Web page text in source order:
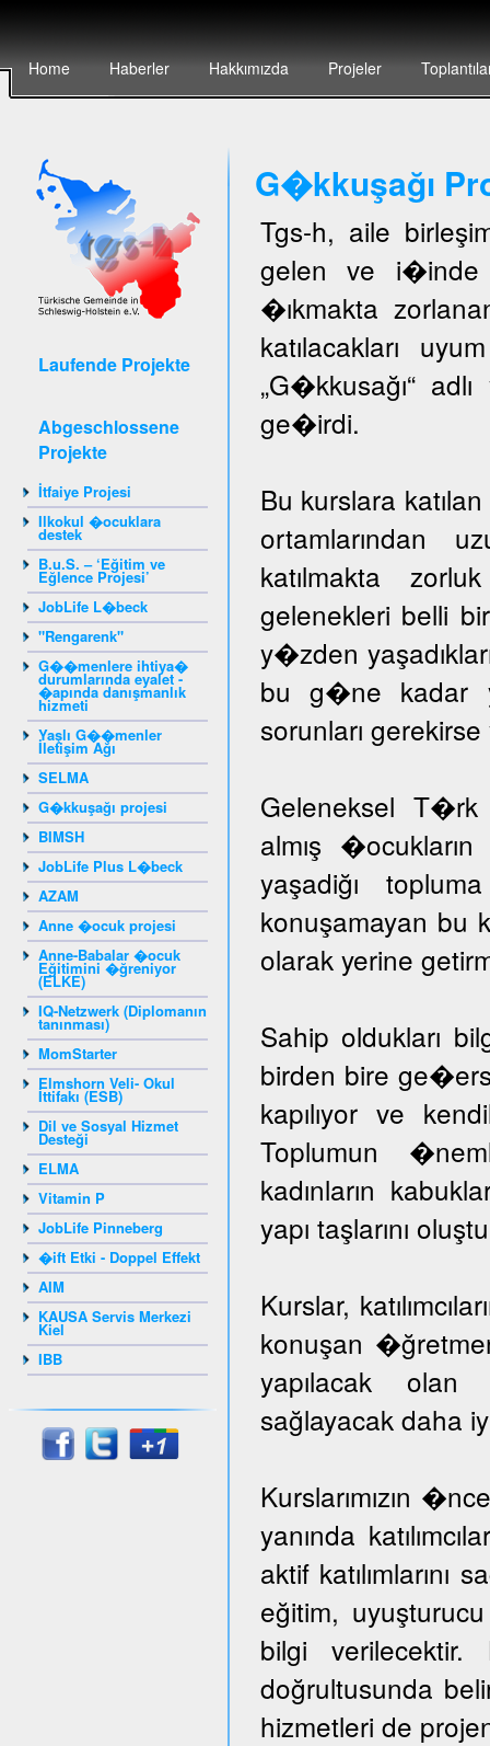
Home Haberler Hakkımızda Projeler
Laufende Projekte
Abgeschlossene
Projekte
İtfaiye Projesi
Ilkokul �ocuklara
destek
B.u.S. – ‘Eğitim ve
Eğlence Projesi’
JobLife L�beck
"Rengarenk"
G��menlere ihtiya�
durumlarında eyalet -
�apında danışmanlık
hizmeti
Yaşlı G��menler
İletişim Ağı
SELMA
G�kkuşağı projesi
BIMSH
JobLife Plus L�beck
AZAM
Anne �ocuk projesi
Anne-Babalar �ocuk
Eğitimini �ğreniyor
(ELKE)
IQ-Netzwerk (Diplomanın
tanınması)
MomStarter
Elmshorn Veli- Okul
İttifakı (ESB)
Dil ve Sosyal Hizmet
Desteği
ELMA
Vitamin P
JobLife Pinneberg
�ift Etki - Doppel Effekt
AIM
KAUSA Servis Merkezi
Kiel
IBB
G�kkuşağı
Tgs-h, aile
gelen ve i�inde
�ıkmakta
katılacakları
„G�kkusağı“
ge�irdi.
Bu kurslara
ortamlarından
katılmakta
gelenekleri belli
y�zden
bu g�ne kadar
sorunları
Geleneksel
almış
yaşadiğı
konuşamayan bu
olarak yerine
Sahip oldukları
birden bire
kapılıyor ve
Toplumun
kadınların
yapı taşlarını
Kurslar,
konuşan
yapılacak olan
sağlayacak daha
Kurslarımızın
yanında
aktif
eğitim,
bilgi verilecektir.
doğrultusunda
hizmetleri de